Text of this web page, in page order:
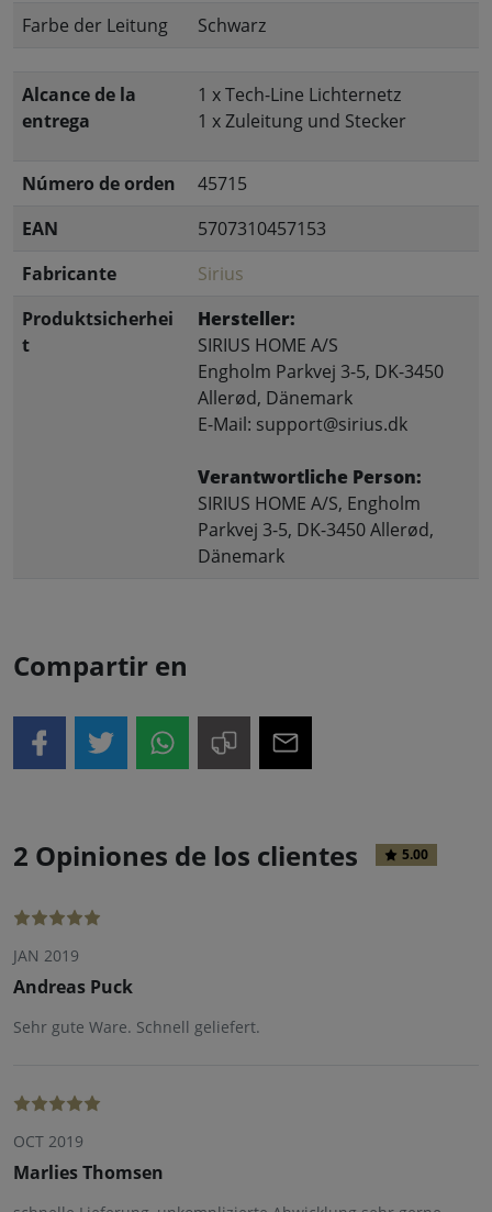
Farbe der Leitung
Schwarz
Alcance de la
entrega
1 x Tech-Line Lichternetz
1 x Zuleitung und Stecker
Número de orden
45715
EAN
5707310457153
Fabricante
Sirius
Produktsicherhei
t
Hersteller:
SIRIUS HOME A/S
Engholm Parkvej 3-5, DK-3450
Allerød, Dänemark
E-Mail: support@sirius.dk
Verantwortliche Person:
SIRIUS HOME A/S, Engholm
Parkvej 3-5, DK-3450 Allerød,
Dänemark
Compartir en
2 Opiniones de los clientes 5.00
JAN 2019
Andreas Puck
Sehr gute Ware. Schnell geliefert.
OCT 2019
Marlies Thomsen